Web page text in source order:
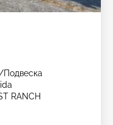
Подвеска
RANCH